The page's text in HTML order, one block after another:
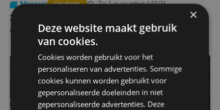
Nieuws Update
za 1 augustus | 17:21
Zwaar ongeval op E403 in Izegem: drie rijstroken
afgesloten
×
Deze website maakt gebruik
van cookies.
Cookies worden gebruikt voor het
personaliseren van advertenties. Sommige
cookies kunnen worden gebruikt voor
gepersonaliseerde doeleinden in niet
gepersonaliseerde advertenties. Deze